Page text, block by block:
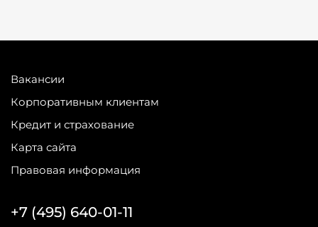
Вакансии
Корпоративным клиентам
Кредит и страхование
Карта сайта
Правовая информация
+7 (495) 640-01-11